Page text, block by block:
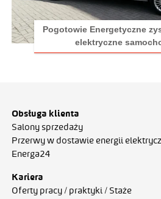
Pogotowie Energetyczne
elektryczne
Obsługa klienta
Salony sprzedaży
Przerwy w dostawie energii
Energa24
Kariera
Oferty pracy / praktyki / Staże